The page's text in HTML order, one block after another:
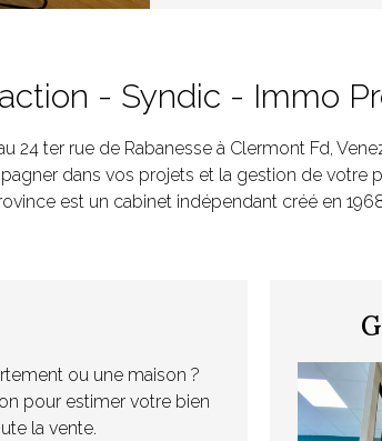
- Syndic - Immo
24 ter rue de Rabanesse à Clermont Fd,
dans vos projets et la gestion de votre
est un cabinet indépendant créé en
ou une maison ?
pour estimer votre bien
la vente.